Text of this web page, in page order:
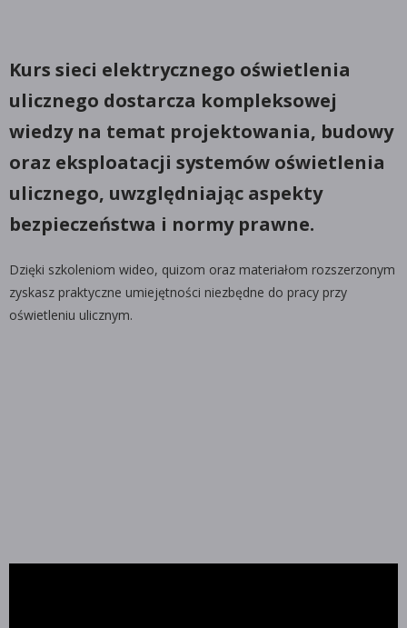
Kurs sieci elektrycznego oświetlenia
ulicznego dostarcza kompleksowej
wiedzy na temat projektowania, budowy
oraz eksploatacji systemów oświetlenia
ulicznego, uwzględniając aspekty
bezpieczeństwa i normy prawne.
Dzięki szkoleniom wideo, quizom oraz materiałom rozszerzonym
zyskasz praktyczne umiejętności niezbędne do pracy przy
oświetleniu ulicznym.